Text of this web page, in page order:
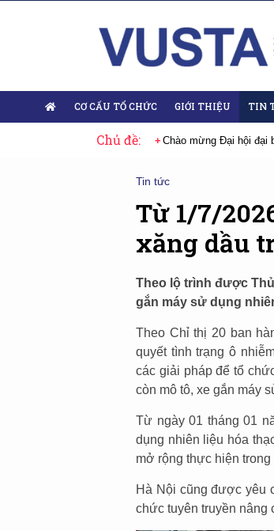
CƠ CẤU TỔ CHỨC GIỚI THIỆU TIN
Chủ đề:
đại biểu Đảng bộ Liên hiệp Hội Việt Nam nhiệm kỳ
Tin tức
Từ 1/7/
xăng dầu
Theo lộ trình được
gắn máy sử dụng
Theo Chỉ thị 20 ban
quyết tình trạng ô
các giải pháp để tổ
còn mô tô, xe gắn máy
Từ ngày 01 tháng 01
dụng nhiên liệu hóa
mở rộng thực hiện
Hà Nội cũng được yêu
chức tuyên truyền nâng